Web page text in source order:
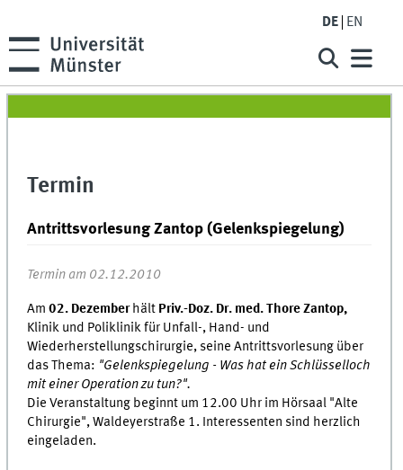
DE EN
Termin
Antrittsvorlesung Zantop (Gelenkspiegelung)
Termin am 02.12.2010
Am02. Dezemberhält Priv.-Doz. Dr. med. Thore Zantop,
Klinik und Poliklinik für Unfall-, Hand- und
Wiederherstellungschirurgie, seine Antrittsvorlesung über
das Thema: "Gelenkspiegelung - Was hat ein Schlüsselloch
mit einer Operation zu tun?".
Die Veranstaltung beginnt um 12.00 Uhr im Hörsaal "Alte
Chirurgie", Waldeyerstraße 1. Interessenten sind herzlich
eingeladen.